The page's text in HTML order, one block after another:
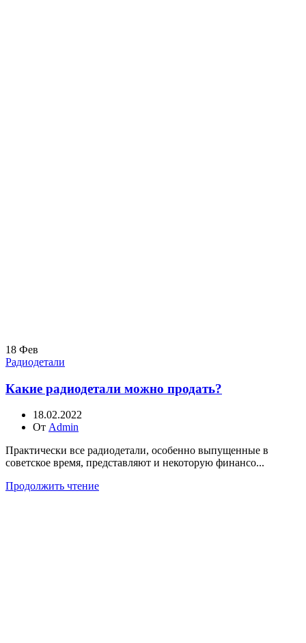
18 Фев
Радиодетали
Какие радиодетали можно продать?
18.02.2022
От Admin
Практически все радиодетали, особенно выпущенные в
советское время, представляют и некоторую финансо...
Продолжить чтение